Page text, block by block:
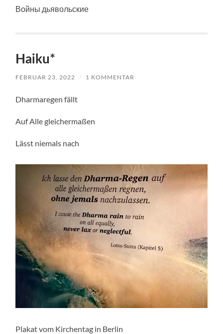
Войны дьявольские
Haiku*
FEBRUAR 23, 2022 / 1 KOMMENTAR
Dharmaregen fällt
Auf Alle gleichermaßen
Lässt niemals nach
Plakat vom Kirchentag in Berlin